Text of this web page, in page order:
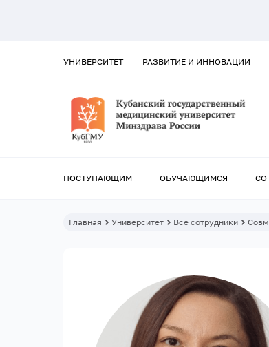
УНИВЕРСИТЕТ РАЗВИТИЕ И ИННОВАЦИИ
ПОСТУПАЮЩИМ ОБУЧАЮЩИМСЯ
Главная Университет Все сотрудники